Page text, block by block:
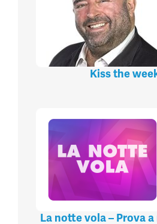
Kiss the
La notte vola – Prova